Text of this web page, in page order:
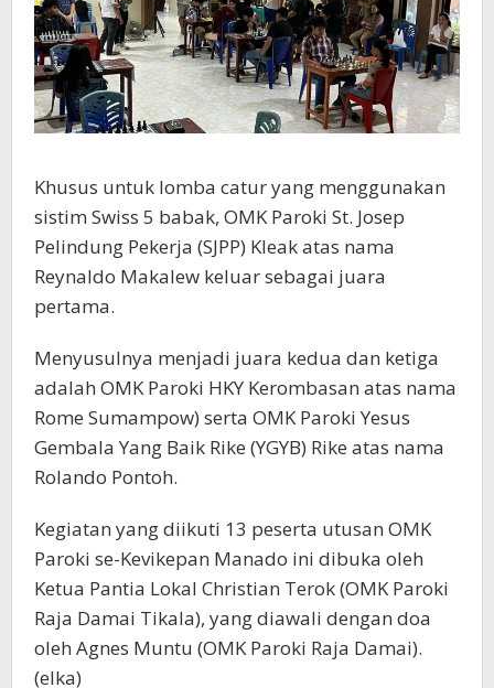
Khusus untuk lomba catur yang menggunakan
sistim Swiss 5 babak, OMK Paroki St. Josep
Pelindung Pekerja (SJPP) Kleak atas nama
Reynaldo Makalew keluar sebagai juara
pertama.
Menyusulnya menjadi juara kedua dan ketiga
adalah OMK Paroki HKY Kerombasan atas nama
Rome Sumampow) serta OMK Paroki Yesus
Gembala Yang Baik Rike (YGYB) Rike atas nama
Rolando Pontoh.
Kegiatan yang diikuti 13 peserta utusan OMK
Paroki se-Kevikepan Manado ini dibuka oleh
Ketua Pantia Lokal Christian Terok (OMK Paroki
Raja Damai Tikala), yang diawali dengan doa
oleh Agnes Muntu (OMK Paroki Raja Damai).
(elka)